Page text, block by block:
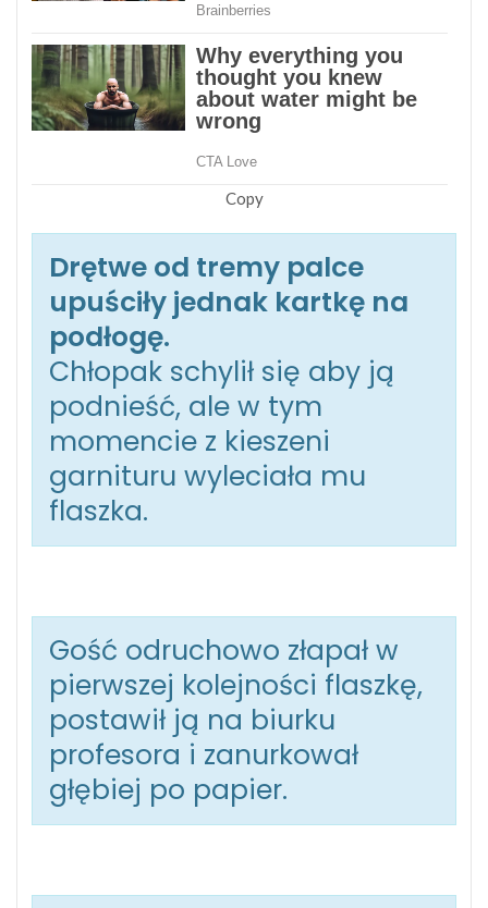
Copy
Drętwe od tremy palce
upuściły jednak kartkę na
podłogę.
Chłopak schylił się aby ją
podnieść, ale w tym
momencie z kieszeni
garnituru wyleciała mu
flaszka.
Gość odruchowo złapał w
pierwszej kolejności flaszkę,
postawił ją na biurku
profesora i zanurkował
głębiej po papier.